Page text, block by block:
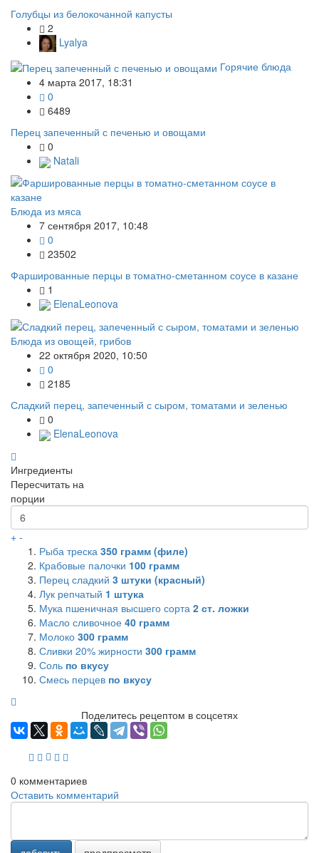
Голубцы из белокочанной капусты
2
Lyalya
Горячие блюда
4 марта 2017, 18:31
0
6489
Перец запеченный с печенью и овощами
0
Natali
Блюда из мяса
7 сентября 2017, 10:48
0
23502
Фаршированные перцы в томатно-сметанном соусе в казане
1
ElenaLeonova
Блюда из овощей, грибов
22 октября 2020, 10:50
0
2185
Сладкий перец, запеченный с сыром, томатами и зеленью
0
ElenaLeonova
Ингредиенты
Пересчитать на
порции
+ -
Рыба треска 350 грамм (филе)
Крабовые палочки 100 грамм
Перец сладкий 3 штуки (красный)
Лук репчатый 1 штука
Мука пшеничная высшего сорта 2 ст. ложки
Масло сливочное 40 грамм
Молоко 300 грамм
Сливки 20% жирности 300 грамм
Соль по вкусу
Смесь перцев по вкусу
Поделитесь рецептом в соцсетях
0 комментариев
Оставить комментарий